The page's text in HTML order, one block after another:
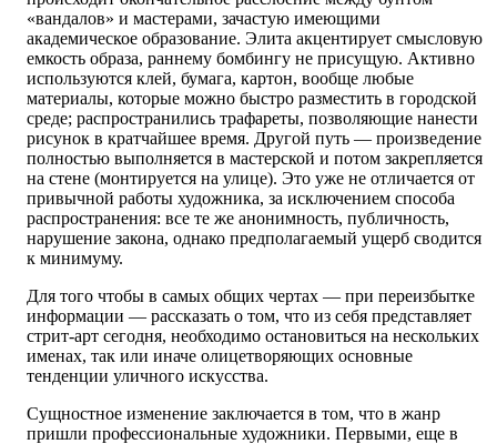
«вандалов» и мастерами, зачастую имеющими
академическое образование. Элита акцентирует смысловую
емкость образа, раннему бомбингу не присущую. Активно
используются клей, бумага, картон, вообще любые
материалы, которые можно быстро разместить в городской
среде; распространились трафареты, позволяющие нанести
рисунок в кратчайшее время. Другой путь — произведение
полностью выполняется в мастерской и потом закрепляется
на стене (монтируется на улице). Это уже не отличается от
привычной работы художника, за исключением способа
распространения: все те же анонимность, публичность,
нарушение закона, однако предполагаемый ущерб сводится
к минимуму.
Для того чтобы в самых общих чертах — при переизбытке
информации — рассказать о том, что из себя представляет
стрит-арт сегодня, необходимо остановиться на нескольких
именах, так или иначе олицетворяющих основные
тенденции уличного искусства.
Сущностное изменение заключается в том, что в жанр
пришли профессиональные художники. Первыми, еще в